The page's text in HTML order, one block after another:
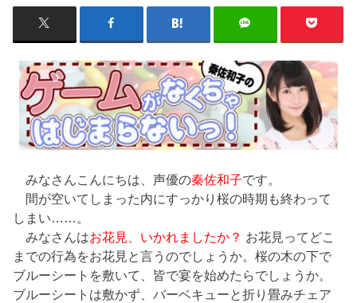
みなさんこんにちは、声優の秦佐和子です。
間が空いてしまった内にすっかり桜の時期も終わって
しまい……。
みなさんはお花見、いかれましたか？ お花見ってどこ
までの行為をお花見と言うのでしょうか。桜の木の下で
ブルーシートを敷いて、皆で宴を始めたらでしょうか。
ブルーシートは敷かず、バーベキューと折り畳みチェア